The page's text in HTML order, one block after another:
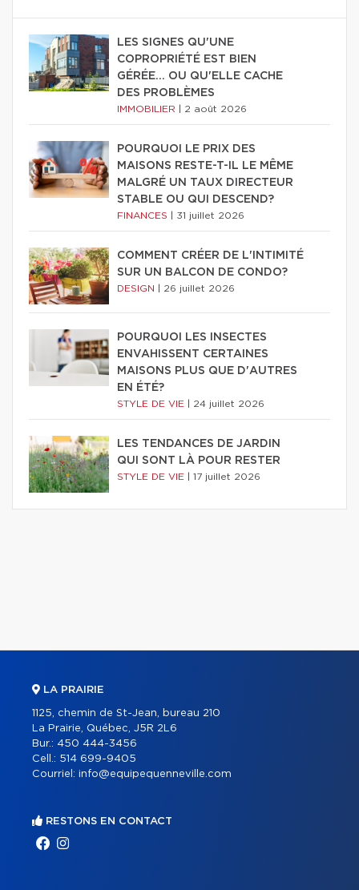
LES SIGNES QU'UNE
COPROPRIÉTÉ EST BIEN
GÉRÉE… OU QU'ELLE CACHE
DES PROBLÈMES
IMMOBILIER 2 août 2026
POURQUOI LE PRIX DES
MAISONS RESTE-T-IL LE MÊME
MALGRÉ UN TAUX DIRECTEUR
STABLE OU QUI DESCEND?
FINANCES 31 juillet 2026
COMMENT CRÉER DE L'INTIMITÉ
SUR UN BALCON DE CONDO?
DESIGN 26 juillet 2026
POURQUOI LES INSECTES
ENVAHISSENT CERTAINES
MAISONS PLUS QUE D'AUTRES
EN ÉTÉ?
STYLE DE VIE 24 juillet 2026
LES TENDANCES DE JARDIN
QUI SONT LÀ POUR RESTER
STYLE DE VIE 17 juillet 2026
LA PRAIRIE
1125, chemin de St-Jean, bureau 210
La Prairie, Québec, J5R 2L6
Bur.: 450 444-3456
Cell.: 514 699-9405
Courriel: info@equipequenneville.com
RESTONS EN CONTACT